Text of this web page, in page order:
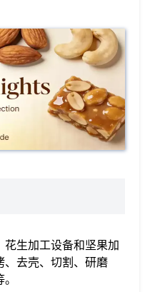
生加工设备和坚果加
去壳、切割、研磨